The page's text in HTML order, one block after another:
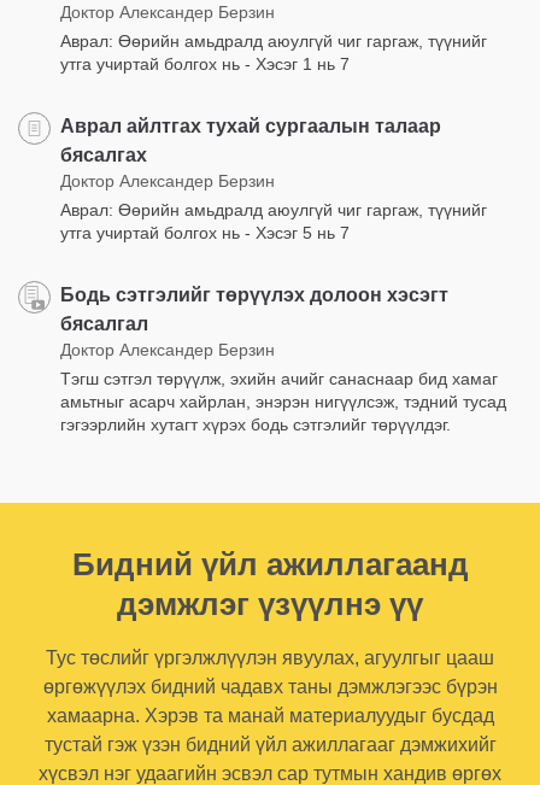
Доктор Александер Берзин
Аврал: Өөрийн амьдралд аюулгүй чиг гаргаж, түүнийг
утга учиртай болгох нь - Хэсэг 1 нь 7
Аврал айлтгах тухай сургаалын талаар
бясалгах
Доктор Александер Берзин
Аврал: Өөрийн амьдралд аюулгүй чиг гаргаж, түүнийг
утга учиртай болгох нь - Хэсэг 5 нь 7
Бодь сэтгэлийг төрүүлэх долоон хэсэгт
бясалгал
Доктор Александер Берзин
Тэгш сэтгэл төрүүлж, эхийн ачийг санаснаар бид хамаг
амьтныг асарч хайрлан, энэрэн нигүүлсэж, тэдний тусад
гэгээрлийн хутагт хүрэх бодь сэтгэлийг төрүүлдэг.
Бидний үйл ажиллагаанд
дэмжлэг үзүүлнэ үү
Тус төслийг үргэлжлүүлэн явуулах, агуулгыг цааш
өргөжүүлэх бидний чадавх таны дэмжлэгээс бүрэн
хамаарна. Хэрэв та манай материалуудыг бусдад
тустай гэж үзэн бидний үйл ажиллагааг дэмжихийг
хүсвэл нэг удаагийн эсвэл сар тутмын хандив өргөх